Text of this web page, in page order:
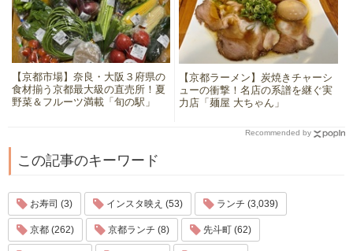
【京都市場】奈良・大阪３府県の
食材揃う京都最大級の直売所！夏
野菜＆フルーツ満載「旬の駅」
【京都ラーメン】炭焼きチャーシ
ューの衝撃！名店の系譜を継ぐ実
力店「麺屋 大ちゃん」
Recommended by
この記事のキーワード
お寿司 (3) インスタ映え (53) ランチ (3,039)
京都 (262) 京都ランチ (8) 先斗町 (62)